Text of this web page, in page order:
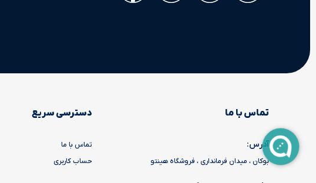
تماس با ما
آدرس:
بوکان ، میدان فرمانداری ، فروشگاه هینتو
دسترسی سریع
تماس با ما
حساب کاربری